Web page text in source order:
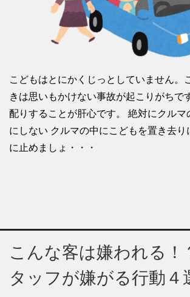
こどもはとにかくじっとしていません。
きは思いもかけない事故が起こりがちで
配りすることが肝心です。 絶対にクルマ
にしない クルマの中にこどもを置き去り
に止めましょ・・・
こんな客は嫌われる！
タッフが嫌がる行動４